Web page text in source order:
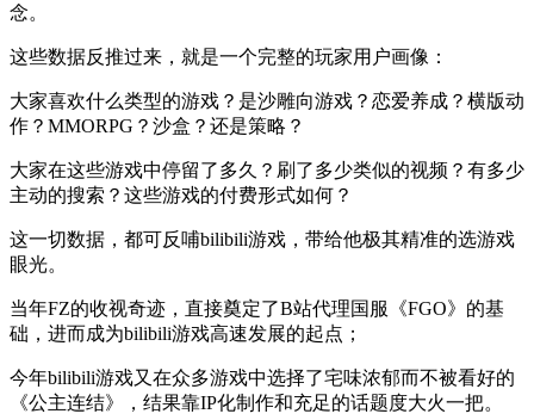
念。
这些数据反推过来，就是一个完整的玩家用户画像：
大家喜欢什么类型的游戏？是沙雕向游戏？恋爱养成？横版动
作？MMORPG？沙盒？还是策略？
大家在这些游戏中停留了多久？刷了多少类似的视频？有多少
主动的搜索？这些游戏的付费形式如何？
这一切数据，都可反哺bilibili游戏，带给他极其精准的选游戏
眼光。
当年FZ的收视奇迹，直接奠定了B站代理国服《FGO》的基
础，进而成为bilibili游戏高速发展的起点；
今年bilibili游戏又在众多游戏中选择了宅味浓郁而不被看好的
《公主连结》，结果靠IP化制作和充足的话题度大火一把。